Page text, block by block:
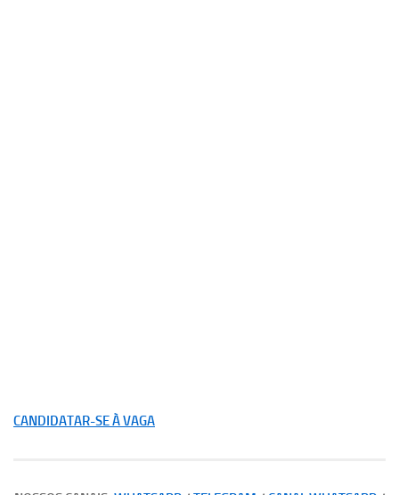
CANDIDATAR-SE À VAGA